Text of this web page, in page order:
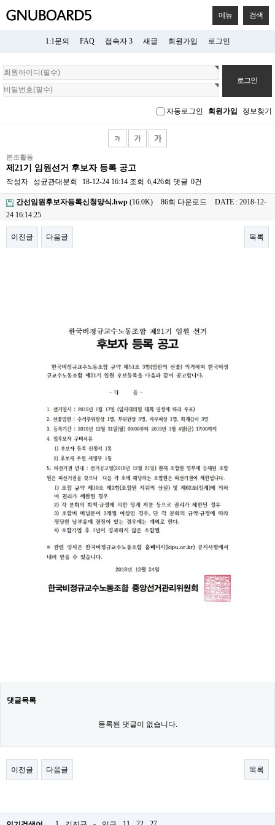
메뉴 검색
1:1문의 FAQ 접속자 3 새글 회원가입 로그인
회
원
로
자동로그인 회원가입 정보찾기
본조활동
제21기 임원선거 후보자 등록 공고
작성자 성균관대분회 18-12-24 16:14 조회 6,426회 댓글 0건
간선임원후보자등록신청양식.hwp (16.0K) 86회 다운로드
DATE : 2018-12-
24 16:14:25
이전글 다음글 목록
댓글목록
등록된 댓글이 없습니다.
이전글 다음글 목록